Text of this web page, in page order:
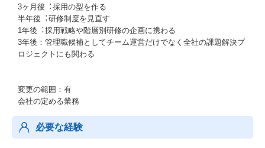
3ヶ⽉後︓採用の型を作る
半年後︓研修制度を⾒直す
1年後︓採用戦略や階層別研修の企画に携わる
3年後：管理職候補としてチーム運営だけでなく全社の課題解決プ
ロジェクトにも関わる
変更の範囲：有
会社の定める業務
必要な経験